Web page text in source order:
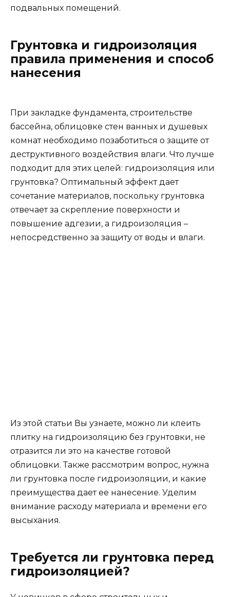
подвальных помещений.
Грунтовка и гидроизоляция
правила применения и способ
нанесения
При закладке фундамента, строительстве
бассейна, облицовке стен ванных и душевых
комнат необходимо позаботиться о защите от
деструктивного воздействия влаги. Что лучше
подходит для этих целей: гидроизоляция или
грунтовка? Оптимальный эффект дает
сочетание материалов, поскольку грунтовка
отвечает за скрепление поверхности и
повышение адгезии, а гидроизоляция –
непосредственно за защиту от воды и влаги.
Из этой статьи Вы узнаете, можно ли клеить
плитку на гидроизоляцию без грунтовки, не
отразится ли это на качестве готовой
облицовки. Также рассмотрим вопрос, нужна
ли грунтовка после гидроизоляции, и какие
преимущества дает ее нанесение. Уделим
внимание расходу материала и времени его
высыхания.
Требуется ли грунтовка перед
гидроизоляцией?